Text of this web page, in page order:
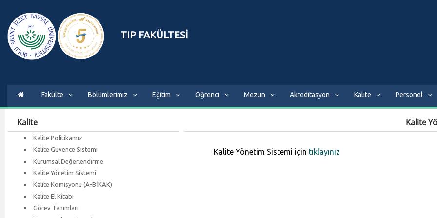
TIP FAKÜLTESİ
Fakülte Bölümlerimiz Eğitim Öğrenci Mezun Akreditasyon Kalite Personel
Kalite
Kalite Politikamız
Kalite Güvence Sistemi
Kurumsal Değerlendirme
Kalite Yönetim Sistemi
Kalite Komisyonu (A-BİKAK)
Kalite El Kitabı
Görev Tanımları
Kalite
Kalite Yönetim Sistemi için tıklayınız